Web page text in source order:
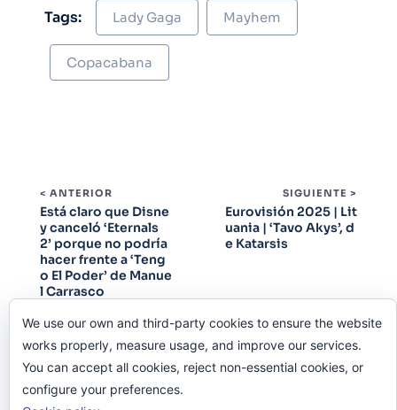
Tags: Lady Gaga Mayhem
Copacabana
< ANTERIOR
Está claro que Disne
y canceló ‘Eternals
2’ porque no podría
hacer frente a ‘Teng
o El Poder’ de Manue
l Carrasco
SIGUIENTE >
Eurovisión 2025 | Lit
uania | ‘Tavo Akys’, d
e Katarsis
We use our own and third-party cookies to ensure the website
works properly, measure usage, and improve our services.
You can accept all cookies, reject non-essential cookies, or
configure your preferences.